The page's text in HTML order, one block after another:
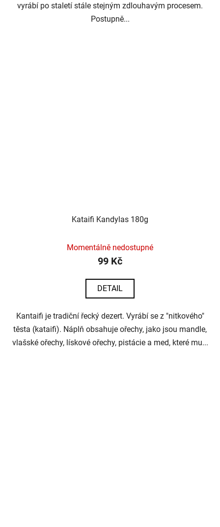
vyrábí po staletí stále stejným zdlouhavým procesem.
Postupně...
Kataifi Kandylas 180g
Momentálně nedostupné
99 Kč
DETAIL
Kantaifi je tradiční řecký dezert. Vyrábí se z "nitkového"
těsta (kataifi). Náplň obsahuje ořechy, jako jsou mandle,
vlašské ořechy, lískové ořechy, pistácie a med, které mu...